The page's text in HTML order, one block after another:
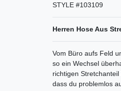
STYLE #103109
Herren Hose Aus
Vom Büro aufs Feld
so ein Wechsel
richtigen
dass du problemlos